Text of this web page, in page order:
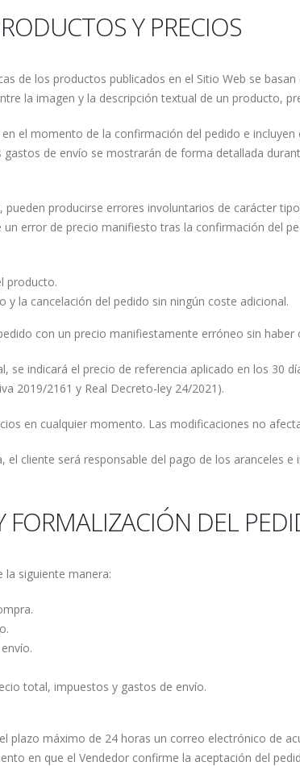
Y PRECIOS
de los productos publicados en el Sitio Web se
la imagen y la descripción textual de un producto,
el momento de la confirmación del pedido e
de envío se mostrarán de forma detallada
producirse errores involuntarios de carácter
error de precio manifiesto tras la confirmación del
producto.
la cancelación del pedido sin ningún coste adicional.
con un precio manifiestamente erróneo sin
se indicará el precio de referencia aplicado en los 30
2019/2161 y Real Decreto-ley 24/2021).
en cualquier momento. Las modificaciones no
el cliente será responsable del pago de los aranceles
FORMALIZACIÓN DEL
la siguiente manera:
total, impuestos y gastos de envío.
plazo máximo de 24 horas un correo electrónico de
en que el Vendedor confirme la aceptación del